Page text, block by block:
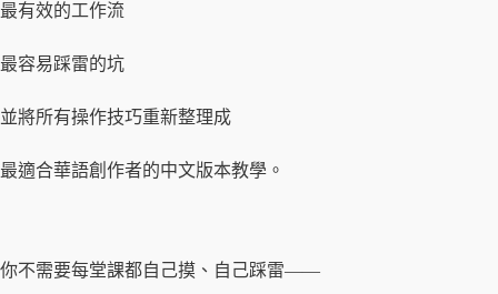
最有效的工作流
最容易踩雷的坑
並將所有操作技巧重新整理成
最適合華語創作者的中文版本教學。
你不需要每堂課都自己摸、自己踩雷——